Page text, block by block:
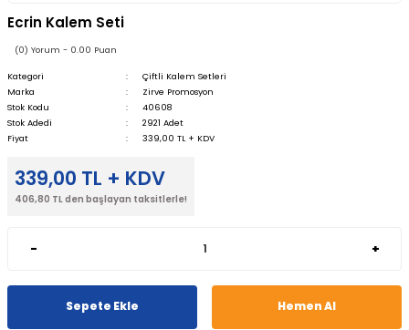
Ecrin Kalem Seti
(0) Yorum - 0.00 Puan
Kategori
Çiftli Kalem Setleri
Marka
Zirve Promosyon
Stok Kodu
40608
Stok Adedi
2921 Adet
Fiyat
339,00 TL + KDV
339,00 TL + KDV
406,80 TL den başlayan taksitlerle!
- +
Sepete Ekle Hemen Al